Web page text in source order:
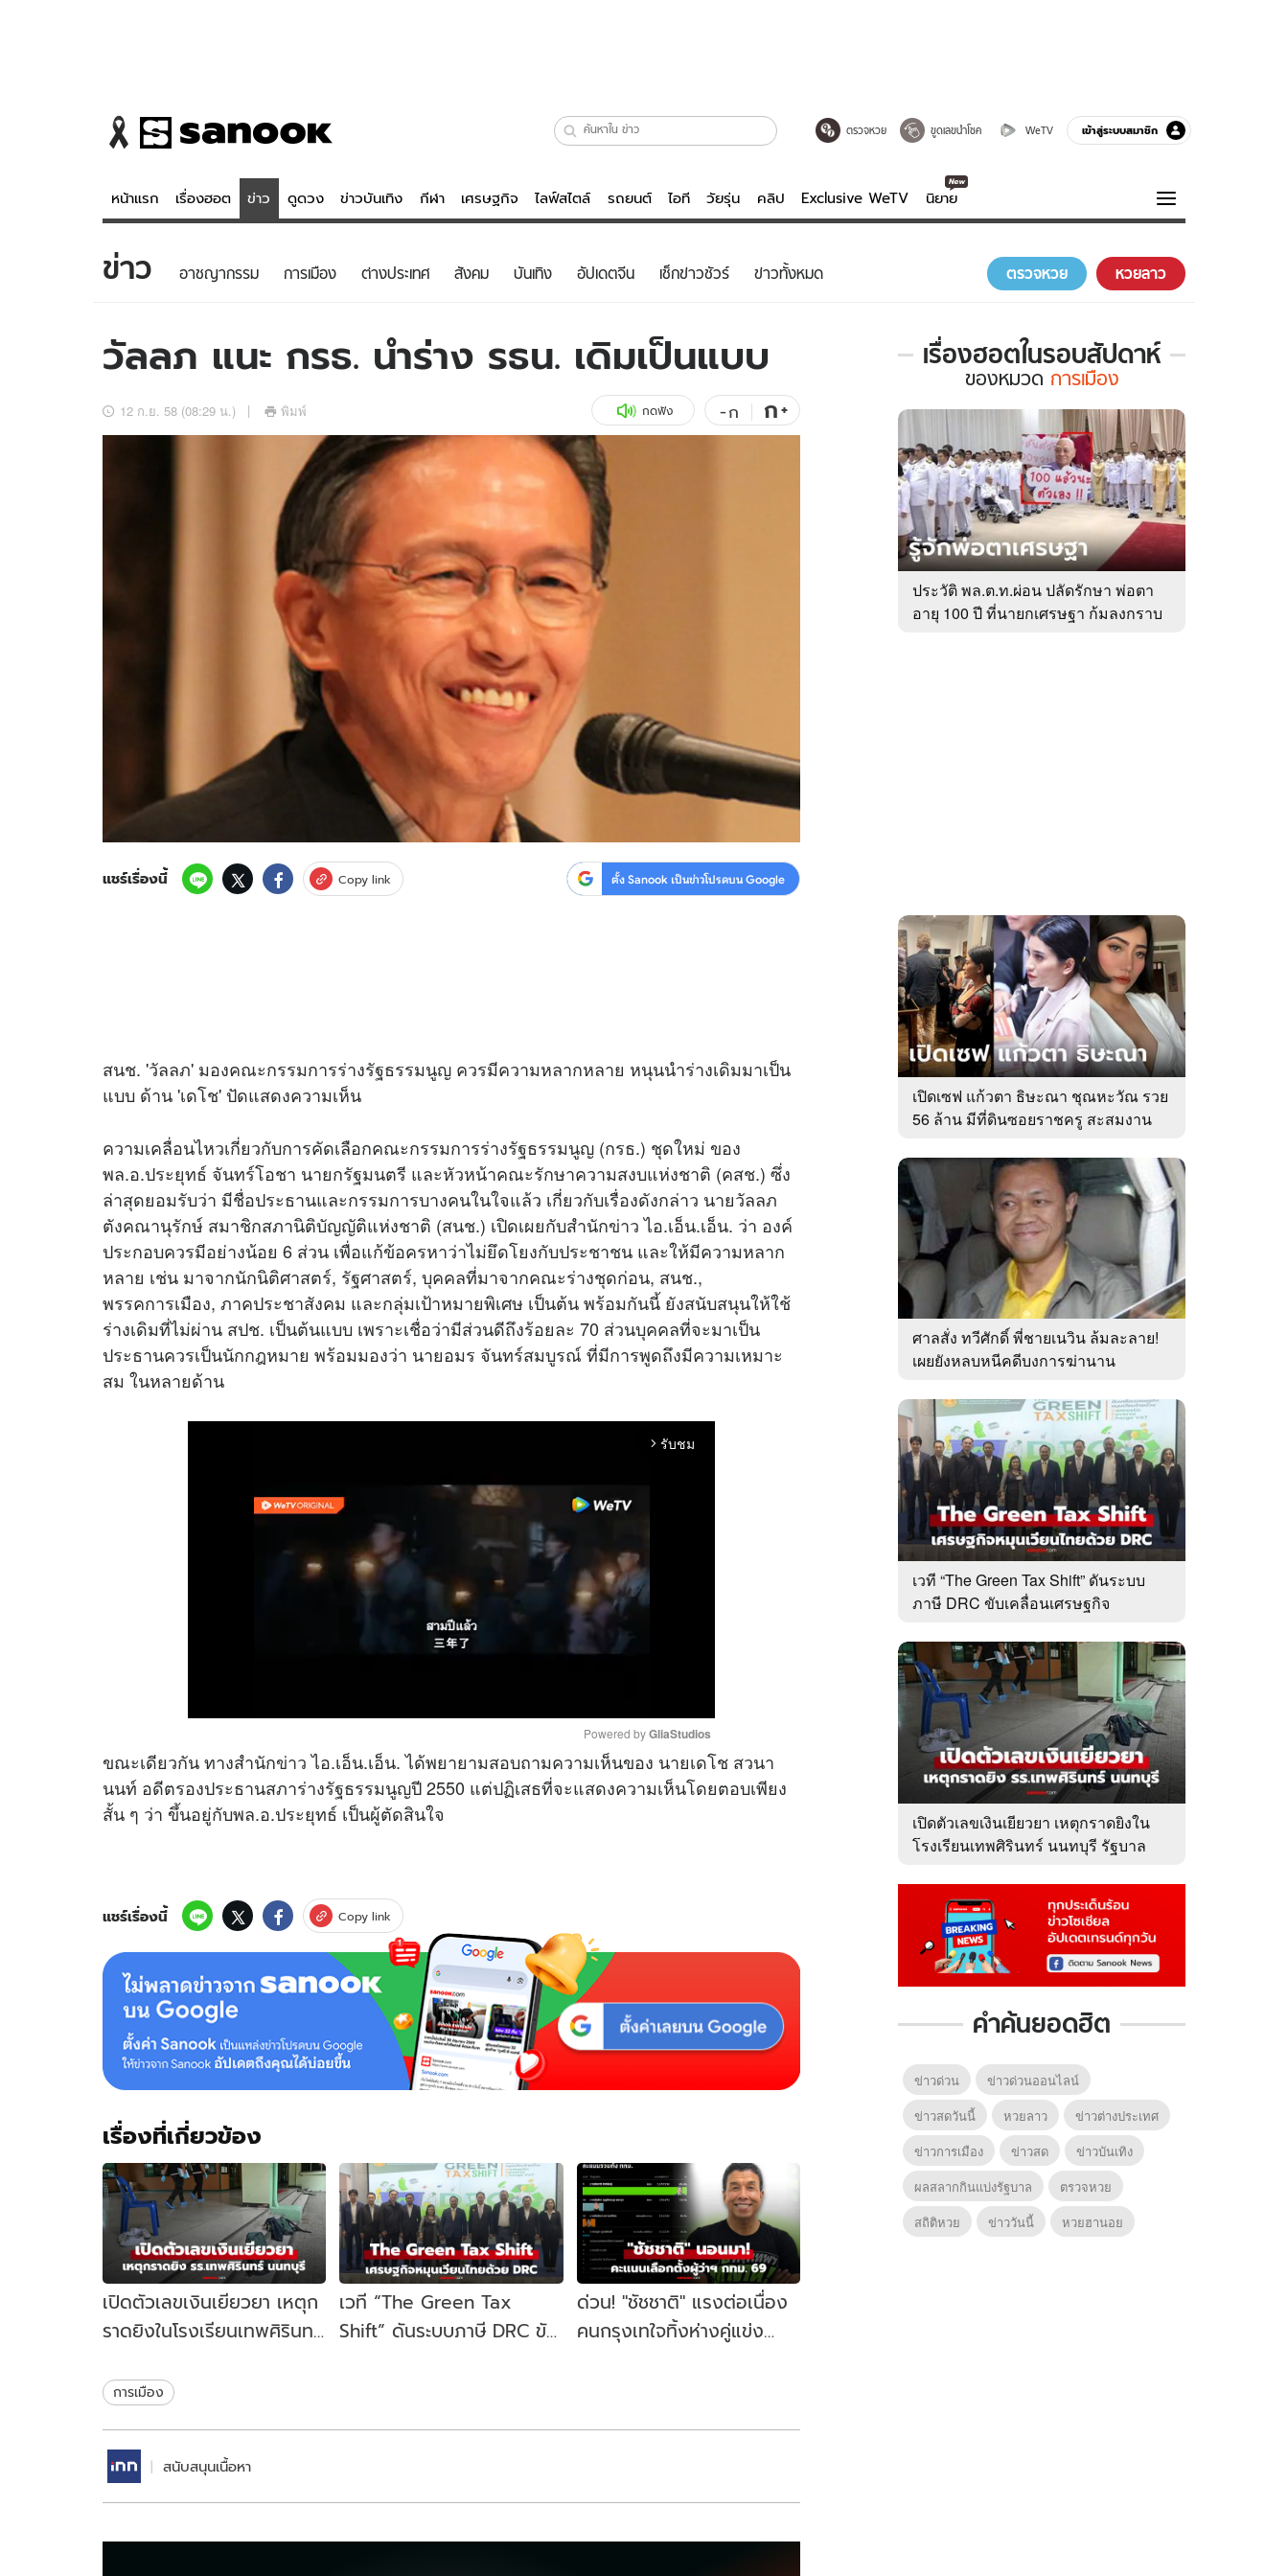
ตรวจหวย ขูดเลขนำโชค WeTV เข้าสู่ระบบสมาชิก
หน้าแรก เรื่องฮอต ข่าว ดูดวง ข่าวบันเทิง กีฬา เศรษฐกิจ ไลฟ์สไตล์ รถยนต์ ไอที วัยรุ่น คลิป Exclusive WeTV นิยาย
ข่าว
ข่าวบันเทิง
ดูดวง - ตรวจหวย
สถิติหวยไทย
ไลฟ์สไตล์
วัยรุ่น
รถยนต์
สุขภาพ
เที่ยว-กิน
Tasteful Thailand
Sanook Choice
บันเทิงครบรส
คลิป
พอดแคสต์
ความรู้รอบตัว
ฮาวทู
ติดตามสนุกโซเชียลได้ที่
บริษัท อิมเมจ ฟิวเจอร์ (ประเทศไทย) จำกัด
ข่าว อาชญากรรม การเมือง ต่างประเทศ สังคม บันเทิง อัปเดตจีน เช็กข่าวชัวร์ ข่าวทั้งหมด ตรวจหวย หวยลาว
วัลลภ แนะ กรธ. นำร่าง รธน. เดิมเป็นแบบ
12 ก.ย. 58 (08:29 น.) พิมพ์ กดฟัง -ก ก+
แชร์เรื่องนี้ Copy link ตั้ง Sanook เป็นข่าวโปรดบน Google
สนช. 'วัลลภ' มองคณะกรรมการร่างรัฐธรรมนูญ ควรมีความหลากหลาย หนุนนำร่างเดิมมาเป็น
แบบ ด้าน 'เดโช' ปัดแสดงความเห็น
ความเคลื่อนไหวเกี่ยวกับการคัดเลือกคณะกรรมการร่างรัฐธรรมนูญ (กรธ.) ชุดใหม่ ของ
พล.อ.ประยุทธ์ จันทร์โอชา นายกรัฐมนตรี และหัวหน้าคณะรักษาความสงบแห่งชาติ (คสช.) ซึ่ง
ล่าสุดยอมรับว่า มีชื่อประธานและกรรมการบางคนในใจแล้ว เกี่ยวกับเรื่องดังกล่าว นายวัลลภ
ตังคณานุรักษ์ สมาชิกสภานิติบัญญัติแห่งชาติ (สนช.) เปิดเผยกับสำนักข่าวไอ.เอ็น.เอ็น. ว่า องค์
ประกอบควรมีอย่างน้อย 6 ส่วน เพื่อแก้ข้อครหาว่าไม่ยึดโยงกับประชาชน และให้มีความหลาก
หลาย เช่น มาจากนักนิติศาสตร์, รัฐศาสตร์, บุคคลที่มาจากคณะร่างชุดก่อน, สนช.,
พรรคการเมือง, ภาคประชาสังคม และกลุ่มเป้าหมายพิเศษ เป็นต้น พร้อมกันนี้ ยังสนับสนุนให้ใช้
ร่างเดิมที่ไม่ผ่าน สปช. เป็นต้นแบบ เพราะเชื่อว่ามีส่วนดีถึงร้อยละ 70 ส่วนบุคคลที่จะมาเป็น
ประธานควรเป็นนักกฎหมาย พร้อมมองว่า นายอมร จันทร์สมบูรณ์ ที่มีการพูดถึงมีความเหมาะ
สม ในหลายด้าน
arrow_forward_ios รับชม
M
Powered by GliaStudios
ขณะเดียวกัน ทางสำนักข่าวไอ.เอ็น.เอ็น. ได้พยายามสอบถามความเห็นของ นายเดโช สวนา
นนท์ อดีตรองประธานสภาร่างรัฐธรรมนูญปี 2550 แต่ปฏิเสธที่จะแสดงความเห็นโดยตอบเพียง
สั้น ๆ ว่า ขึ้นอยู่กับพล.อ.ประยุทธ์ เป็นผู้ตัดสินใจ
แชร์เรื่องนี้ Copy link
เรื่องที่เกี่ยวข้อง
เปิดตัวเลขเงินเยียวยา เหตุก
ราดยิงในโรงเรียนเทพศิรินทร์
เวที “The Green Tax
Shift” ดันระบบภาษี DRC ขับ
ด่วน! "ชัชชาติ" แรงต่อเนื่อง
คนกรุงเทใจทิ้งห่างคู่แข่ง
การเมือง
สนับสนุนเนื้อหา
เรื่องฮอตในรอบสัปดาห์
เรื่อง
ใน
สัปดาห์
ของ
หมวด
การเมือง
ของหมวด การเมือง
ประวัติ พล.ต.ท.ผ่อน ปลัดรักษา พ่อตา
อายุ 100 ปี ที่นายกเศรษฐา ก้มลงกราบ
เปิดเซฟ แก้วตา ธิษะณา ชุณหะวัณ รวย
56 ล้าน มีที่ดินซอยราชครู สะสมงาน
ศาลสั่ง ทวีศักดิ์ พี่ชายเนวิน ล้มละลาย!
เผยยังหลบหนีคดีบงการฆ่านาน
เวที “The Green Tax Shift” ดันระบบ
ภาษี DRC ขับเคลื่อนเศรษฐกิจ
เปิดตัวเลขเงินเยียวยา เหตุกราดยิงใน
โรงเรียนเทพศิรินทร์ นนทบุรี รัฐบาล
คำค้นยอดฮิต
ข่าวด่วน
ข่าวด่วนออนไลน์
ข่าวสดวันนี้
หวยลาว
ข่าวต่างประเทศ
ข่าวการเมือง
ข่าวสด
ข่าวบันเทิง
ผลสลากกินแบ่งรัฐบาล
ตรวจหวย
สถิติหวย
ข่าววันนี้ หวยฮานอย